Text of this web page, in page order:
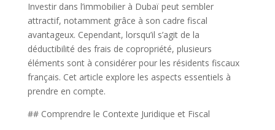
Investir dans l’immobilier à Dubaï peut sembler
attractif, notamment grâce à son cadre fiscal
avantageux. Cependant, lorsqu’il s’agit de la
déductibilité des frais de copropriété, plusieurs
éléments sont à considérer pour les résidents fiscaux
français. Cet article explore les aspects essentiels à
prendre en compte.
## Comprendre le Contexte Juridique et Fiscal